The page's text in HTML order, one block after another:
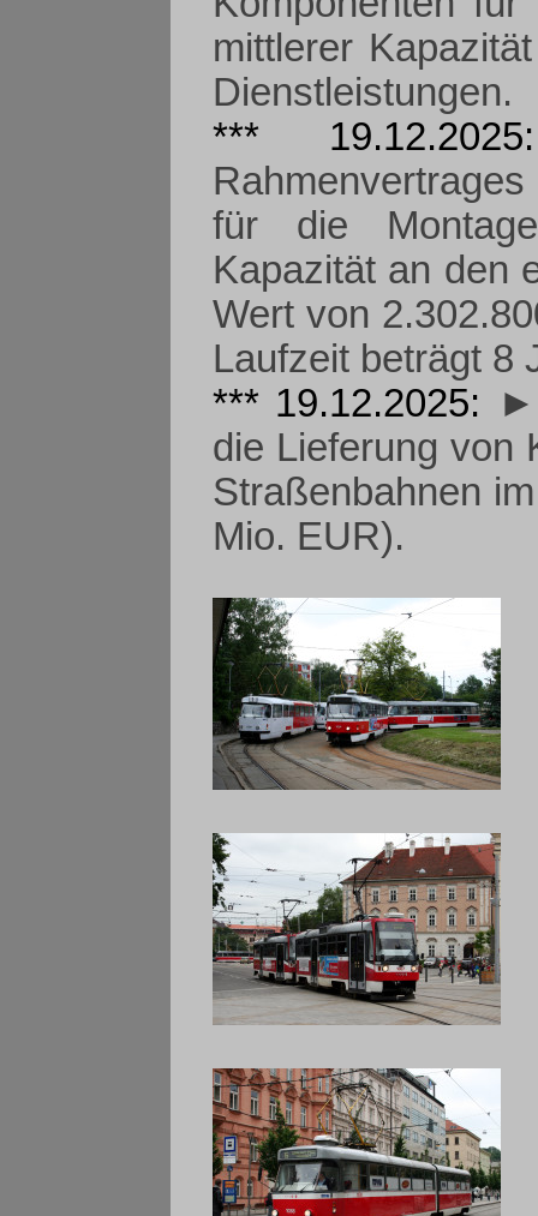
mittlerer
Dienstleistungen.
***
für die
Kapazität an den
Wert von
Laufzeit beträgt 8
*** 19.12.2025:
►
die Lieferung von
Straßenbahnen
Mio. EUR).